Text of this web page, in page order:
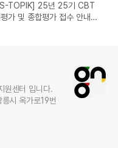
TOPIK] 25년 25기 CBT
가 및 종합평가 접수 안내
원센터 입니다.
시 옥가로19번